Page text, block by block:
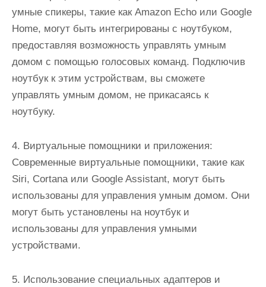
умные спикеры, такие как Amazon Echo или Google
Home, могут быть интегрированы с ноутбуком,
предоставляя возможность управлять умным
домом с помощью голосовых команд. Подключив
ноутбук к этим устройствам, вы сможете
управлять умным домом, не прикасаясь к
ноутбуку.
4. Виртуальные помощники и приложения:
Современные виртуальные помощники, такие как
Siri, Cortana или Google Assistant, могут быть
использованы для управления умным домом. Они
могут быть установлены на ноутбук и
использованы для управления умными
устройствами.
5. Использование специальных адаптеров и